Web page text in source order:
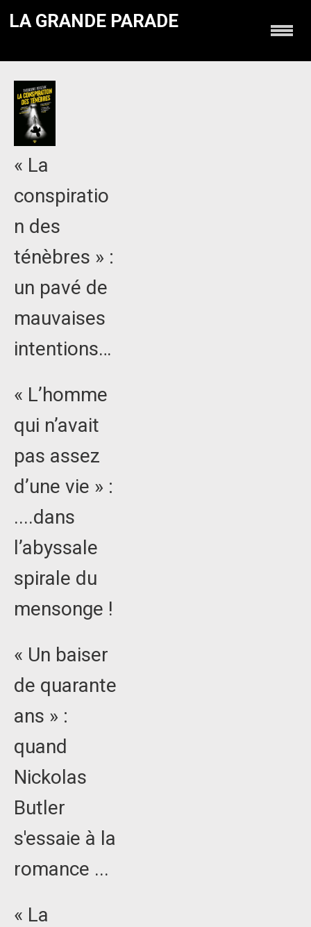
LA GRANDE PARADE
« La
conspiratio
n des
ténèbres » :
un pavé de
mauvaises
intentions…
« L’homme
qui n’avait
pas assez
d’une vie » :
....dans
l’abyssale
spirale du
mensonge !
« Un baiser
de quarante
ans » :
quand
Nickolas
Butler
s'essaie à la
romance ...
« La